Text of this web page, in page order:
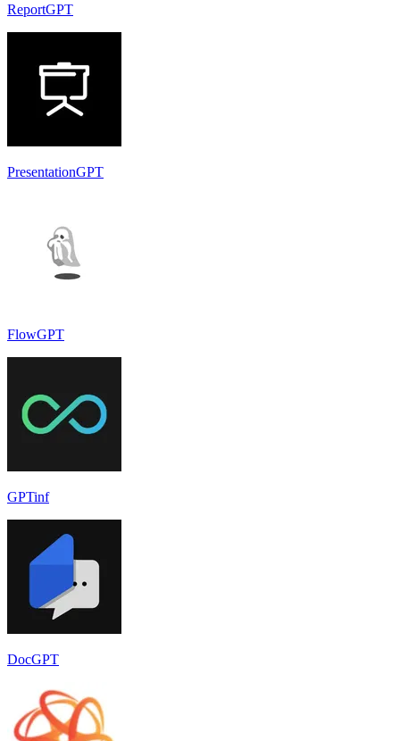
ReportGPT
PresentationGPT
FlowGPT
GPTinf
DocGPT